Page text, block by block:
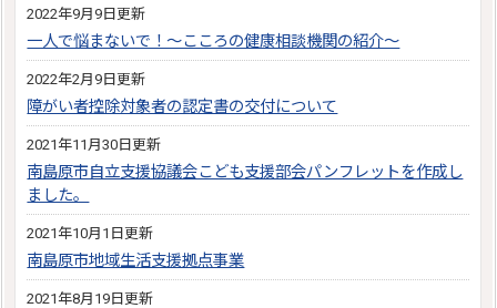
2022年9月9日更新
一人で悩まないで！～こころの健康相談機関の紹介～
2022年2月9日更新
障がい者控除対象者の認定書の交付について
2021年11月30日更新
南島原市自立支援協議会こども支援部会パンフレットを作成し
ました。
2021年10月1日更新
南島原市地域生活支援拠点事業
2021年8月19日更新